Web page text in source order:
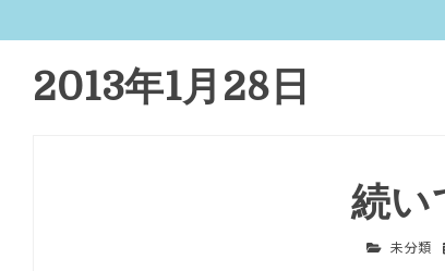
2013年1月28日
続い
未分類